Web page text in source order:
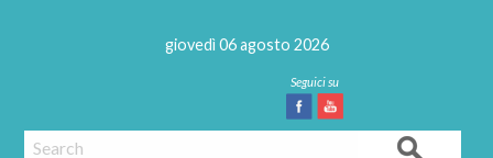
giovedì 06 agosto 2026
Facebook
Youtube
Search